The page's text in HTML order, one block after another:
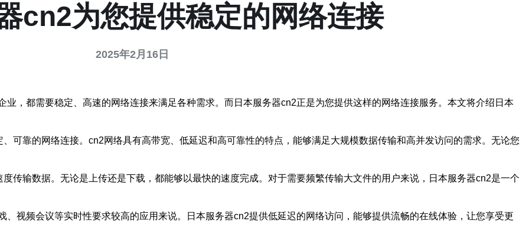
cn2为您提供稳定的网络连接
2025年2月16日
，都需要稳定、高速的网络连接来满足各种需求。而日本服务器cn2正是为您提供这样的网络连接服务。本文将介绍日本
可靠的网络连接。cn2网络具有高带宽、低延迟和高可靠性的特点，能够满足大规模数据传输和高并发访问的需求。无论您
传输数据。无论是上传还是下载，都能够以最快的速度完成。对于需要频繁传输大文件的用户来说，日本服务器cn2是一个
视频会议等实时性要求较高的应用来说。日本服务器cn2提供低延迟的网络访问，能够提供流畅的在线体验，让您享受更